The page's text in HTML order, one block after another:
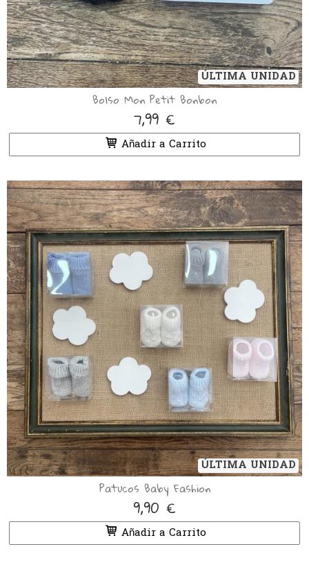
ÚLTIMA UNIDAD
Bolso Mon Petit Bonbon
7,99 €
Añadir a Carrito
ÚLTIMA UNIDAD
Patucos Baby Fashion
9,90 €
Añadir a Carrito